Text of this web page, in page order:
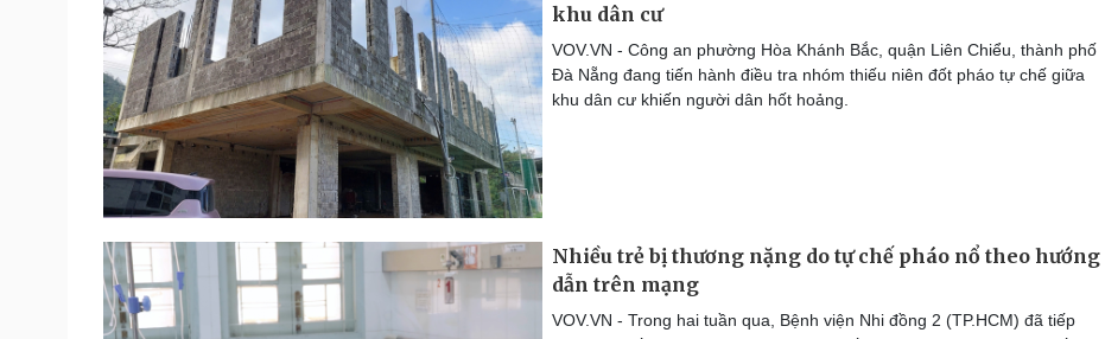
khu dân cư
VOV.VN - Công an phường Hòa Khánh Bắc, quận Liên Chiểu, thành phố
Đà Nẵng đang tiến hành điều tra nhóm thiếu niên đốt pháo tự chế giữa
khu dân cư khiến người dân hốt hoảng.
Nhiều trẻ bị thương nặng do tự chế pháo nổ theo hướng
dẫn trên mạng
VOV.VN - Trong hai tuần qua, Bệnh viện Nhi đồng 2 (TP.HCM) đã tiếp